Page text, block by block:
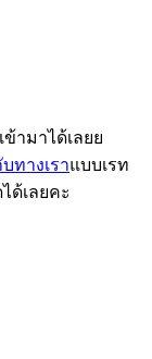
ามาได้เลยย
ทางเราแบบเรท
ด้เลยคะ